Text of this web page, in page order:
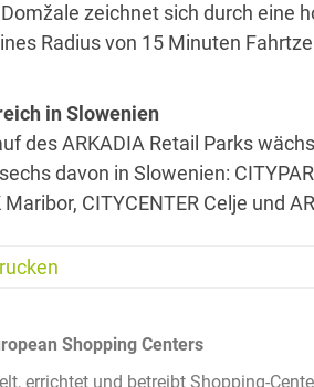
zeichnet sich durch eine
Radius von 15 Minuten
in Slowenien
des ARKADIA Retail Parks
davon in Slowenien:
Maribor, CITYCENTER Celje und
Shopping Centers
errichtet und betreibt Shopping-